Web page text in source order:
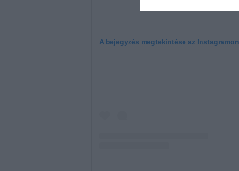
A bejegyzés megtekintése az Instagramon